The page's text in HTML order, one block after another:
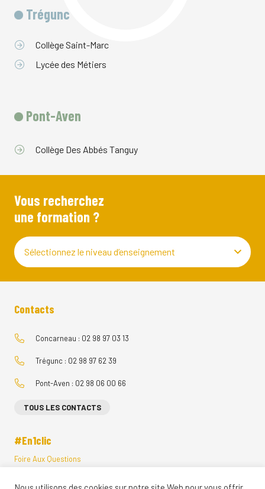
Trégunc
Collège Saint-Marc
Lycée des Métiers
Pont-Aven
Collège Des Abbés Tanguy
Vous recherchez
une formation ?
Sélectionnez le niveau d’enseignement
Contacts
Concarneau : 02 98 97 03 13
Trégunc : 02 98 97 62 39
Pont-Aven : 02 98 06 00 66
TOUS LES CONTACTS
#En1clic
Foire Aux Questions